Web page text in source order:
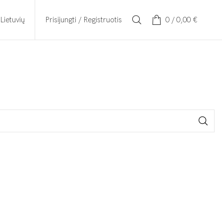
Lietuvių Prisijungti / Registruotis 0 / 0,00 €